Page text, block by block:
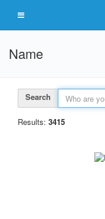
Name
Search
Results: 3415